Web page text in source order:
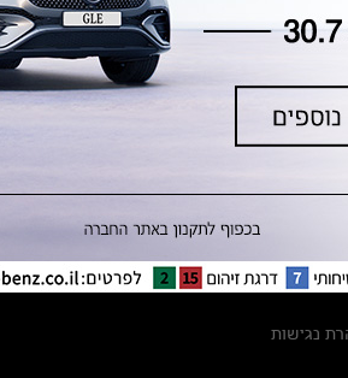
חלפים
על הטבות לרכבי מרצדס בהסדר
נגישות